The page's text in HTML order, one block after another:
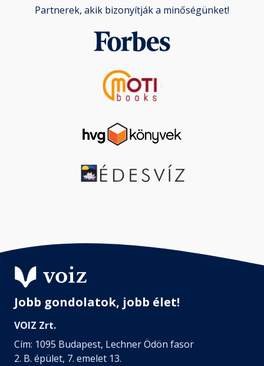
Partnerek, akik bizonyítják a minőségünket!
Jobb gondolatok, jobb élet!
VOIZ Zrt.
Cím: 1095 Budapest, Lechner Ödön fasor
2. B. épület, 7. emelet 13.